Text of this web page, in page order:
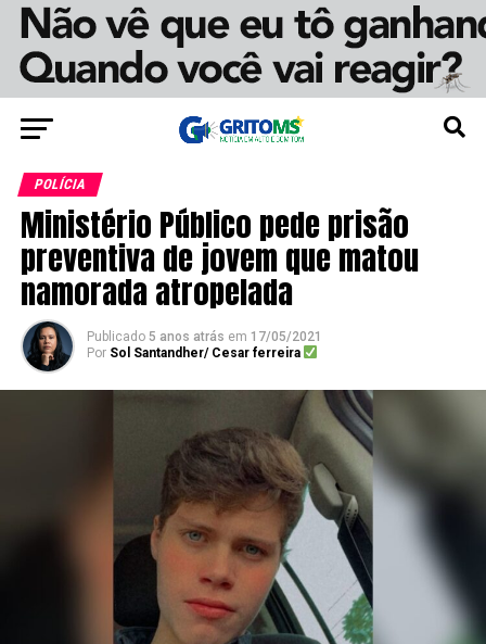
POLÍCIA
Ministério Público pede prisão
preventiva de jovem que matou
namorada atropelada
Publicado 5 anos atrás em 17/05/2021
Por Sol Santandher/ Cesar ferreira